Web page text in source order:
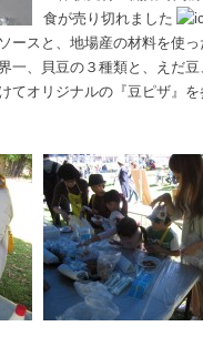
食が売り切れました
スと、地場産の材料を使っ
一、貝豆の３種類と、えだ
てオリジナルの『豆ピザ』